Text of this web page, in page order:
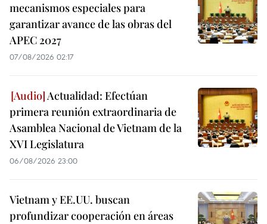
mecanismos especiales para
garantizar avance de las obras del
APEC 2027
07/08/2026 02:17
Actualidad: Efectúan
primera reunión extraordinaria de
Asamblea Nacional de Vietnam de la
XVI Legislatura
06/08/2026 23:00
Vietnam y EE.UU. buscan
profundizar cooperación en áreas